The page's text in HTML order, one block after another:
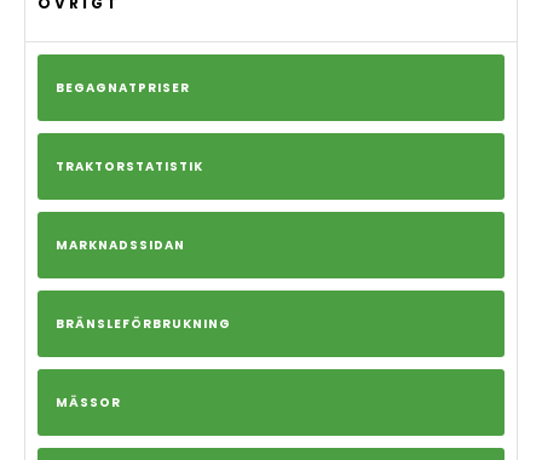
BEGAGNATPRISER
TRAKTORSTATISTIK
MARKNADSSIDAN
BRÄNSLEFÖRBRUKNING
MÄSSOR